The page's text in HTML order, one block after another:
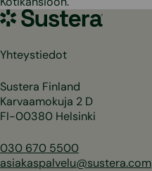
Sustera
Yhteystiedot
Sustera Finland
Karvaamokuja 2 D
FI-00380 Helsinki
030 670 5500
asiakaspalvelu@sustera.com